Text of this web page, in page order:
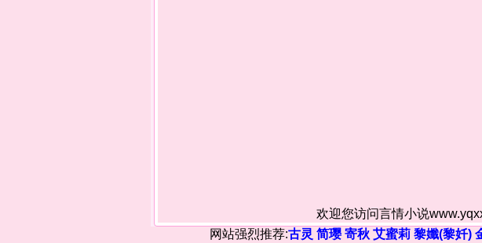
欢迎您访问言情小说
网站强烈推荐:古灵 简璎 寄秋 艾蜜莉 黎孅(黎奷)